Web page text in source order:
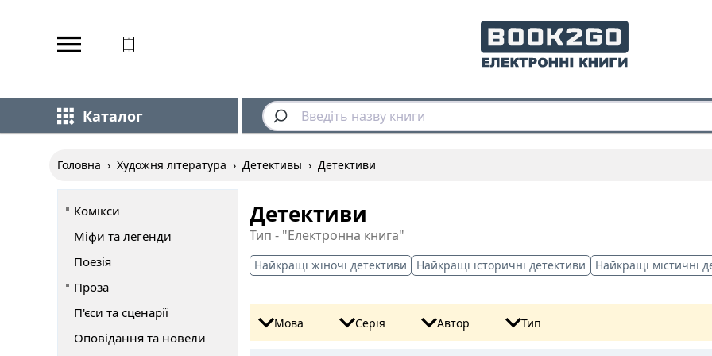
Каталог
Головна › Художня література › Детективы › Детективи
Комікси
Міфи та легенди
Поезія
Проза
П'єси та сценарії
Оповідання та новели
Детективи
Тип - "Електронна книга"
Найкращі жіночі детективи Найкращі історичні детективи Найкращі містичні
Мова Серія Автор Тип